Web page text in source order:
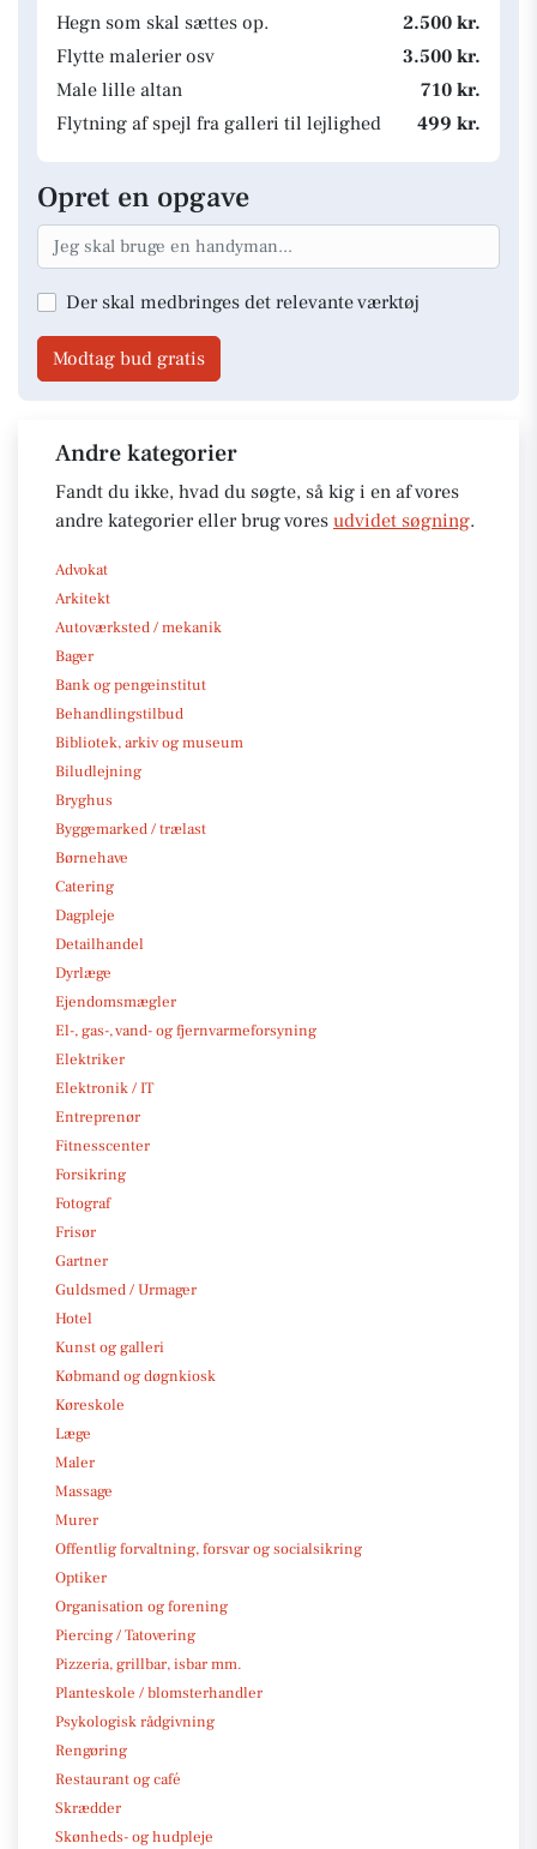
Hegn som skal sættes op.
2.500 kr.
Flytte malerier osv
3.500 kr.
Male lille altan
710 kr.
Flytning af spejl fra galleri til lejlighed
499 kr.
Opret en opgave
Der skal medbringes det relevante værktøj
Modtag bud gratis
Andre kategorier
Fandt du ikke, hvad du søgte, så kig i en af vores
andre kategorier eller brug vores udvidet søgning.
Advokat
Arkitekt
Autoværksted / mekanik
Bager
Bank og pengeinstitut
Behandlingstilbud
Bibliotek, arkiv og museum
Biludlejning
Bryghus
Byggemarked / trælast
Børnehave
Catering
Dagpleje
Detailhandel
Dyrlæge
Ejendomsmægler
El-, gas-, vand- og fjernvarmeforsyning
Elektriker
Elektronik / IT
Entreprenør
Fitnesscenter
Forsikring
Fotograf
Frisør
Gartner
Guldsmed / Urmager
Hotel
Kunst og galleri
Købmand og døgnkiosk
Køreskole
Læge
Maler
Massage
Murer
Offentlig forvaltning, forsvar og socialsikring
Optiker
Organisation og forening
Piercing / Tatovering
Pizzeria, grillbar, isbar mm.
Planteskole / blomsterhandler
Psykologisk rådgivning
Rengøring
Restaurant og café
Skrædder
Skønheds- og hudpleje